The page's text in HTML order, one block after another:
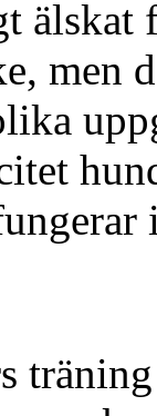
älskat
men